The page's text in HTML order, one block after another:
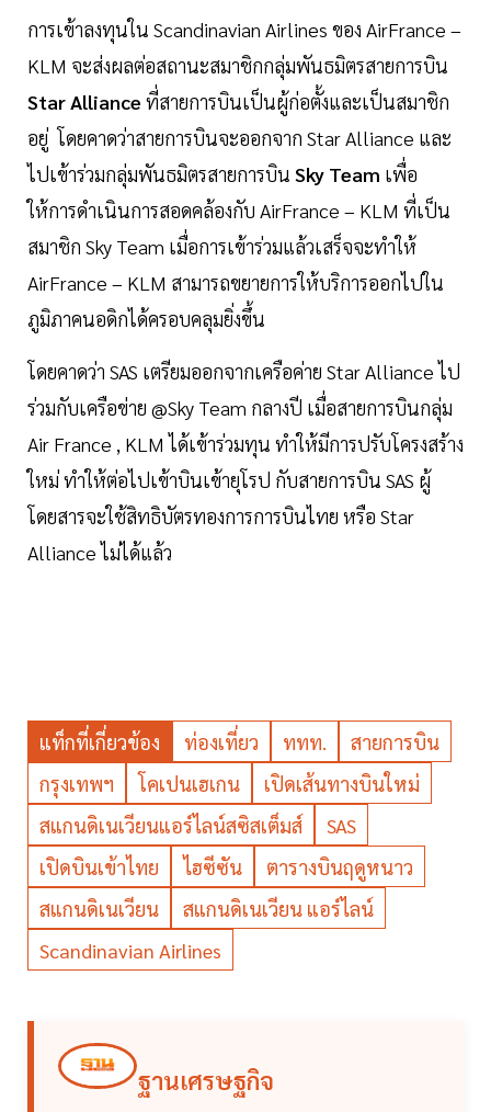
การเข้าลงทุนใน Scandinavian Airlines ของ AirFrance –
KLM จะส่งผลต่อสถานะสมาชิกกลุ่มพันธมิตรสายการบิน
Star Alliance ที่สายการบินเป็นผู้ก่อตั้งและเป็นสมาชิก
อยู่ โดยคาดว่าสายการบินจะออกจาก Star Alliance และ
ไปเข้าร่วมกลุ่มพันธมิตรสายการบิน Sky Team เพื่อ
ให้การดำเนินการสอดคล้องกับ AirFrance – KLM ที่เป็น
สมาชิก Sky Team เมื่อการเข้าร่วมแล้วเสร็จจะทำให้
AirFrance – KLM สามารถขยายการให้บริการออกไปใน
ภูมิภาคนอดิกได้ครอบคลุมยิ่งขึ้น
โดยคาดว่า SAS เตรียมออกจากเครือค่าย Star Alliance ไป
ร่วมกับเครือข่าย @Sky Team กลางปี เมื่อสายการบินกลุ่ม
Air France , KLM ได้เข้าร่วมทุน ทำให้มีการปรับโครงสร้าง
ใหม่ ทำให้ต่อไปเข้าบินเข้ายุโรป กับสายการบิน SAS ผู้
โดยสารจะใช้สิทธิบัตรทองการการบินไทย หรือ Star
Alliance ไม่ได้แล้ว
แท็กที่เกี่ยวข้อง ท่องเที่ยว ททท.
สายการบิน
กรุงเทพฯ
โคเปนเฮเกน
เปิดเส้นทางบินใหม่
สแกนดิเนเวียนแอร์ไลน์สซิสเต็มส์
SAS
เปิดบินเข้าไทย
ไฮซีซัน
ตารางบินฤดูหนาว
สแกนดิเนเวียน
สแกนดิเนเวียน แอร์ไลน์
Scandinavian Airlines
ฐานเศรษฐกิจ